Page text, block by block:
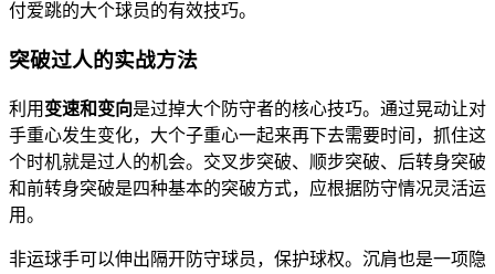
付爱跳的大个球员的有效技巧。
突破过人的实战方法
利用 变速和变向是过掉大个防守者的核心技巧。通过晃动让对
手重心发生变化，大个子重心一起来再下去需要时间，抓住这
个时机就是过人的机会。交叉步突破、顺步突破、后转身突破
和前转身突破是四种基本的突破方式，应根据防守情况灵活运
用。
非运球手可以伸出隔开防守球员，保护球权。沉肩也是一项隐